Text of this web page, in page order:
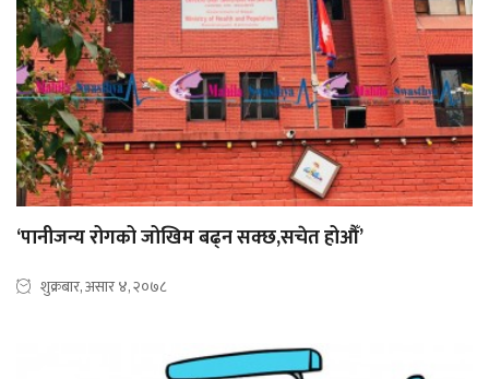
‘पानीजन्य रोगको जोखिम बढ्न सक्छ,सचेत होऔँ’
शुक्रबार, असार ४, २०७८